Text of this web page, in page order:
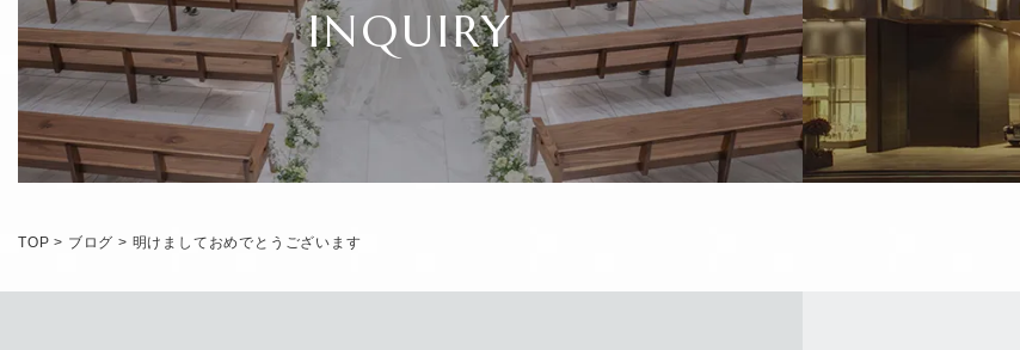
INQUIRY
TOP > ブログ > 明けましておめでとうございます